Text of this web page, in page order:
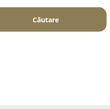
Căutare